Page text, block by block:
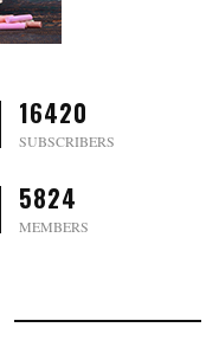
16420
SUBSCRIBERS
5824
MEMBERS